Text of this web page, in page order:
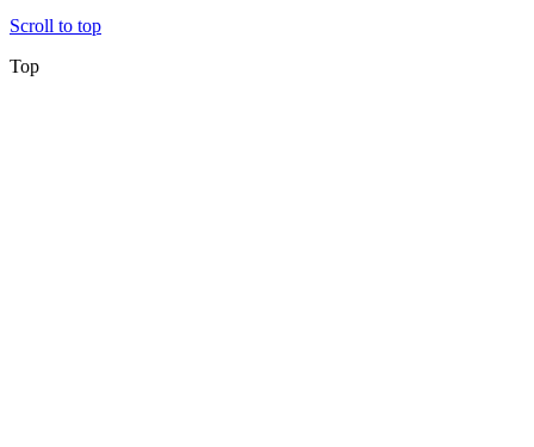
Scroll to top
Top